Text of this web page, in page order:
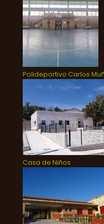
Polideportivo Carlos
Casa de Niños